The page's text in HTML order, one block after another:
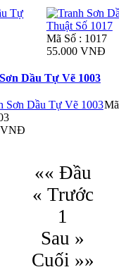
Mã Số : 1017
55.000 VNĐ
Dầu Tự Vẽ 1003
Mã
VNĐ
«« Đầu
« Trước
1
Sau »
Cuối »»